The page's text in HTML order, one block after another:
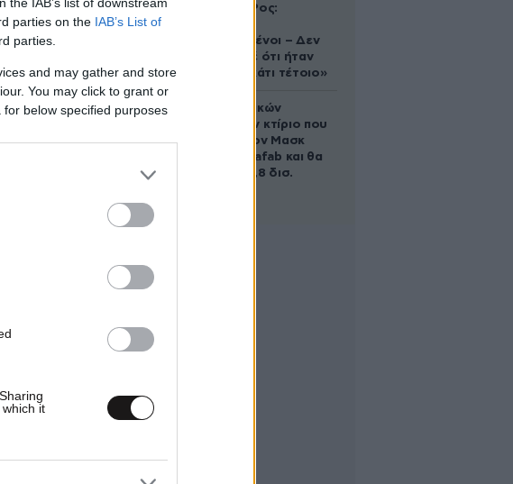
parties on the IAB’s List of
parties.
and may gather and store
You may click to grant or
below specified purposes
it
Ελίζαμπεθ Ρος:
συντετριμμένοι – Δεν
έδειξε ποτέ ότι ήταν
ικανός για κάτι τέτοιο»
Το φαραωνικών
διαστάσεων κτίριο που
χτίζει ο Έλον Μασκ
λέγεται Terafab και θα
κοστίσει 16,8 δισ.